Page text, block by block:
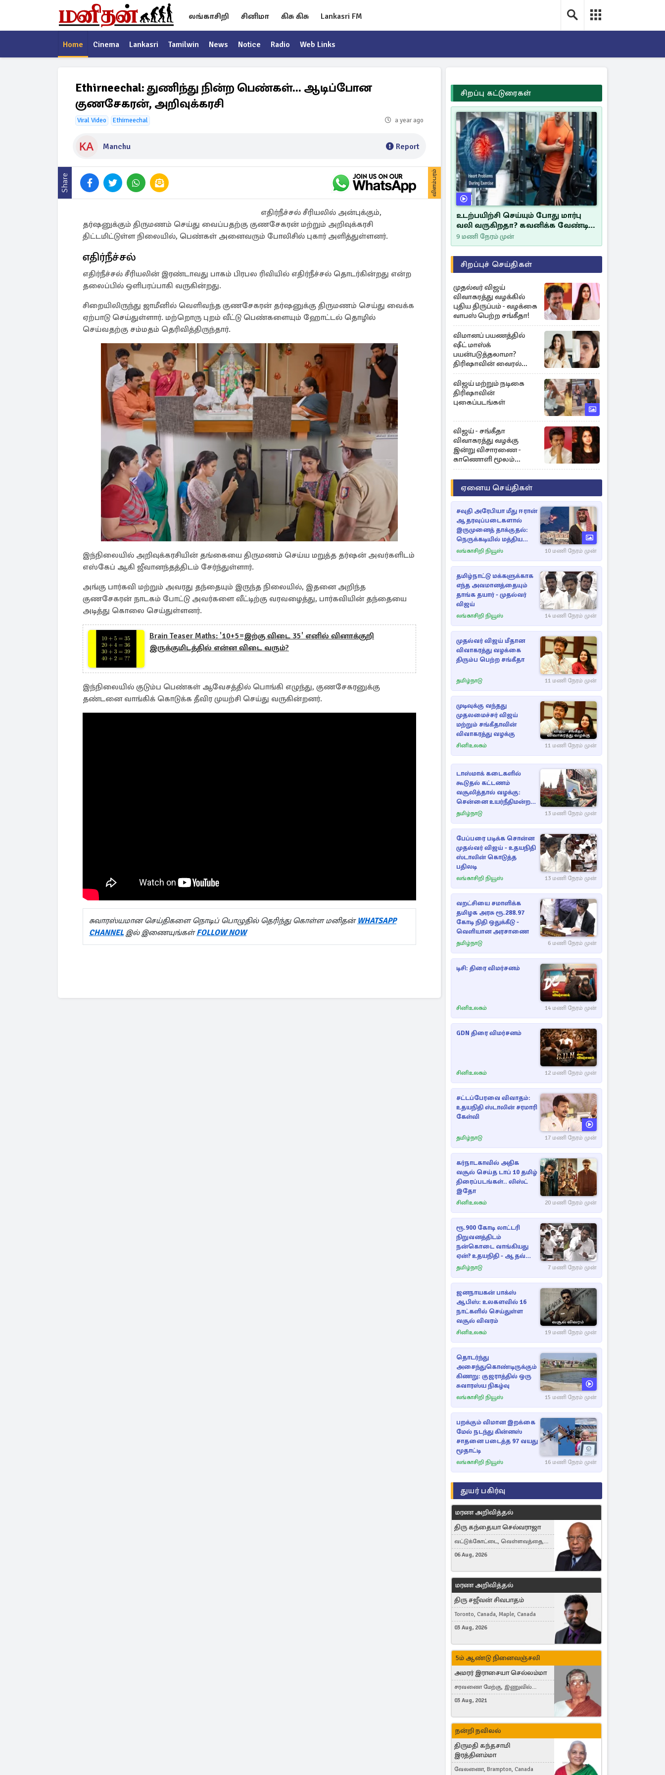
லங்காசிறி சினிமா கிசு கிசு Lankasri FM
Home Cinema Lankasri Tamilwin News Notice Radio Web Links
Ethirneechal: துணிந்து நின்ற பெண்கள்... ஆடிப்போன
குணசேகரன், அறிவுக்கரசி
Viral Video Ethirneechal a year ago
Manchu Report
Share விளம்பரம்
எதிர்நீச்சல் சீரியலில் அன்புக்கும்,
தர்ஷனுக்கும் திருமணம் செய்து வைப்பதற்கு குணசேகரன் மற்றும் அறிவுக்கரசி
திட்டமிட்டுள்ள நிலையில், பெண்கள் அனைவரும் போலிசில் புகார் அளித்துள்ளனர்.
எதிர்நீச்சல்
எதிர்நீச்சல் சீரியலின் இரண்டாவது பாகம் பிரபல ரிவியில் எதிர்நீச்சல் தொடர்கின்றது என்ற
தலைப்பில் ஒளிபரப்பாகி வருகின்றது.
சிறையிலிருந்து ஜாமீனில் வெளிவந்த குணசேகரன் தர்ஷனுக்கு திருமணம் செய்து வைக்க
ஏற்பாடு செய்துள்ளார். மற்றொரு புறம் வீட்டு பெண்களையும் ஹோட்டல் தொழில்
செய்வதற்கு சம்மதம் தெரிவித்திருந்தார்.
இந்நிலையில் அறிவுக்கரசியின் தங்கையை திருமணம் செய்ய மறுத்த தர்ஷன் அவர்களிடம்
எஸ்கேப் ஆகி ஜீவானந்தத்திடம் சேர்ந்துள்ளார்.
அங்கு பார்கவி மற்றும் அவரது தந்தையும் இருந்த நிலையில், இதனை அறிந்த
குணசேகரன் நாடகம் போட்டு அவர்களை வீட்டிற்கு வரவழைத்து, பார்கவியின் தந்தையை
அடித்து கொலை செய்துள்ளனர்.
Brain Teaser Maths: '10+5=இற்கு விடை 35' எனில் வினாக்குறி
இருக்குமிடத்தில் என்ன விடை வரும்?
இந்நிலையில் குடும்ப பெண்கள் ஆவேசத்தில் பொங்கி எழுந்து, குணசேகரனுக்கு
தண்டனை வாங்கிக் கொடுக்க தீவிர முயற்சி செய்து வருகின்றனர்.
சுவாரஸ்யமான செய்திகளை நொடிப் பொழுதில் தெரிந்து கொள்ள மனிதன் WHATSAPP
CHANNEL இல் இணையுங்கள்FOLLOW NOW
சிறப்பு கட்டுரைகள்
உடற்பயிற்சி செய்யும் போது மார்பு
வலி வருகிறதா? கவனிக்க வேண்டிய
எச்சரிக்கை அறிகுறிகள்
9 மணி நேரம் முன்
சிறப்புச் செய்திகள்
முதல்வர் விஜய்
விவாகரத்து வழக்கில்
புதிய திருப்பம் - வழக்கை
வாபஸ் பெற்ற சங்கீதா!
விமானப் பயணத்தில்
ஷீட் மாஸ்க்
பயன்படுத்தலாமா?
திரிஷாவின் வைரல்
செல்ஃபிக்கு மருத்துவர்
விளக்கம்
விஜய் மற்றும் நடிகை
திரிஷாவின்
புகைப்படங்கள்
விஜய் - சங்கீதா
விவாகரத்து வழக்கு
இன்று விசாரணை -
காணொளி மூலம்
ஆஜராக வாய்ப்பு
ஏனைய செய்திகள்
சவுதி அரேபியா மீது ஈரான்
ஆதரவுப்படைகளால்
இருமுனைத் தாக்குதல்:
நெருக்கடியில் மத்திய
கிழக்கு
லங்காசிறி நியூஸ் 10 மணி நேரம் முன்
தமிழ்நாட்டு மக்களுக்காக
எந்த அவமானத்தையும்
தாங்க தயார் - முதல்வர்
விஜய்
லங்காசிறி நியூஸ் 14 மணி நேரம் முன்
முதல்வர் விஜய் மீதான
விவாகரத்து வழக்கை
திரும்ப பெற்ற சங்கீதா
தமிழ்நாடு 11 மணி நேரம் முன்
முடிவுக்கு வந்தது
முதலமைச்சர் விஜய்
மற்றும் சங்கீதாவின்
விவாகரத்து வழக்கு
சினிஉலகம் 11 மணி நேரம் முன்
டாஸ்மாக் கடைகளில்
கூடுதல் கட்டணம்
வசூலித்தால் வழக்கு:
சென்னை உயர்நீதிமன்றம்
உத்தரவு
தமிழ்நாடு 13 மணி நேரம் முன்
பேப்பரை படிக்க சொன்ன
முதல்வர் விஜய் - உதயநிதி
ஸ்டாலின் கொடுத்த
பதிலடி
லங்காசிறி நியூஸ் 13 மணி நேரம் முன்
வறட்சியை சமாளிக்க
தமிழக அரசு ரூ.288.97
கோடி நிதி ஒதுக்கீடு -
வெளியான அரசாணை
தமிழ்நாடு 6 மணி நேரம் முன்
டிசி: திரை விமர்சனம்
சினிஉலகம் 14 மணி நேரம் முன்
GDN திரை விமர்சனம்
சினிஉலகம் 12 மணி நேரம் முன்
சட்டப்பேரவை விவாதம்:
உதயநிதி ஸ்டாலின் சரமாரி
கேள்வி
தமிழ்நாடு 17 மணி நேரம் முன்
கர்நாடகாவில் அதிக
வசூல் செய்த டாப் 10 தமிழ்
திரைப்படங்கள்.. லிஸ்ட்
இதோ
சினிஉலகம் 20 மணி நேரம் முன்
ரூ.900 கோடி லாட்டரி
நிறுவனத்திடம்
நன்கொடை வாங்கியது
ஏன்? உதயநிதி - ஆதவ்
விவாதம்
தமிழ்நாடு 7 மணி நேரம் முன்
ஜனநாயகன் பாக்ஸ்
ஆபிஸ்: உலகளவில் 16
நாட்களில் செய்துள்ள
வசூல் விவரம்
சினிஉலகம் 19 மணி நேரம் முன்
தொடர்ந்து
அசைந்துகொண்டிருக்கும்
கிணறு: குஜராத்தில் ஒரு
சுவாரஸ்ய நிகழ்வு
லங்காசிறி நியூஸ் 15 மணி நேரம் முன்
பறக்கும் விமான இறக்கை
மேல் நடந்து கின்னஸ்
சாதனை படைத்த 97 வயது
மூதாட்டி
லங்காசிறி நியூஸ் 16 மணி நேரம் முன்
துயர் பகிர்வு
மரண அறிவித்தல்
திரு கந்தையா செல்வராஜா
வட்டுக்கோட்டை, வெள்ளவத்தை,
Toronto, Canada
06 Aug, 2026
மரண அறிவித்தல்
திரு சஜீவன் சிவபாதம்
Toronto, Canada, Maple, Canada
03 Aug, 2026
5ம் ஆண்டு நினைவஞ்சலி
அமரர் இராசையா செல்லம்மா
சரவணை மேற்கு, இணுவில்
கிழக்கு
03 Aug, 2021
நன்றி நவிலல்
திருமதி கந்தசாமி
இரத்தினம்மா
வேலணை, Brampton, Canada